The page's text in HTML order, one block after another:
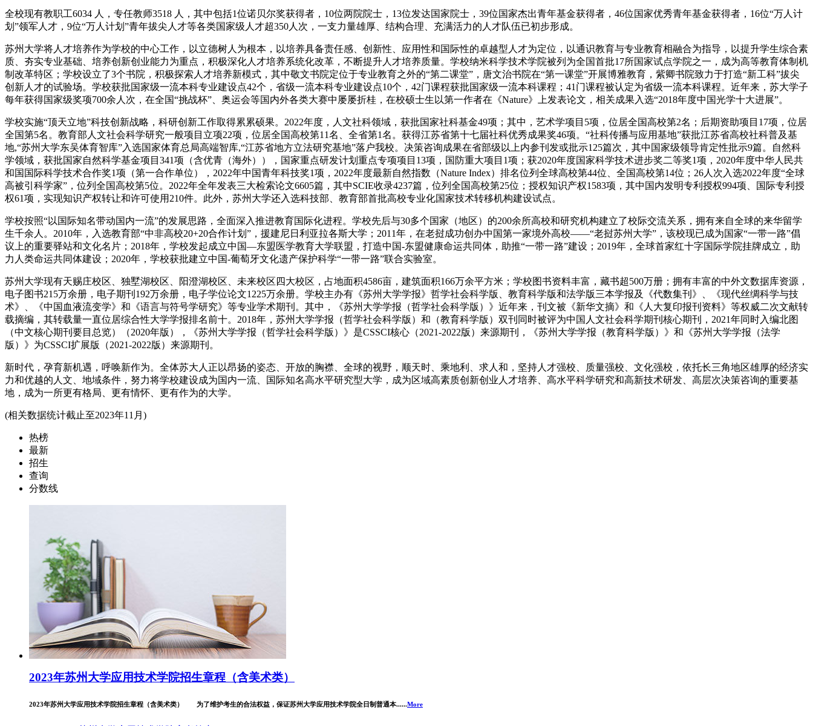
全校现有教职工6034 人，专任教师3518 人，其中包括1位诺贝尔奖获得者，10位两院院士，13位发达国家院士，39位国家杰出青年基金获得者，46位国家优秀青年基金获得者，16位“万人计
划”领军人才，9位“万人计划”青年拔尖人才等各类国家级人才超350人次，一支力量雄厚、结构合理、充满活力的人才队伍已初步形成。
苏州大学将人才培养作为学校的中心工作，以立德树人为根本，以培养具备责任感、创新性、应用性和国际性的卓越型人才为定位，以通识教育与专业教育相融合为指导，以提升学生综合素
质、夯实专业基础、培养创新创业能力为重点，积极深化人才培养系统化改革，不断提升人才培养质量。学校纳米科学技术学院被列为全国首批17所国家试点学院之一，成为高等教育体制机
制改革特区；学校设立了3个书院，积极探索人才培养新模式，其中敬文书院定位于专业教育之外的“第二课堂”，唐文治书院在“第一课堂”开展博雅教育，紫卿书院致力于打造“新工科”拔尖
创新人才的试验场。学校获批国家级一流本科专业建设点42个，省级一流本科专业建设点10个，42门课程获批国家级一流本科课程；41门课程被认定为省级一流本科课程。近年来，苏大学子
每年获得国家级奖项700余人次，在全国“挑战杯”、奥运会等国内外各类大赛中屡屡折桂，在校硕士生以第一作者在《Nature》上发表论文，相关成果入选“2018年度中国光学十大进展”。
学校实施“顶天立地”科技创新战略，科研创新工作取得累累硕果。2022年度，人文社科领域，获批国家社科基金49项；其中，艺术学项目5项，位居全国高校第2名；后期资助项目17项，位居
全国第5名。教育部人文社会科学研究一般项目立项22项，位居全国高校第11名、全省第1名。获得江苏省第十七届社科优秀成果奖46项。“社科传播与应用基地”获批江苏省高校社科普及基
地,“苏州大学东吴体育智库”入选国家体育总局高端智库,“江苏省地方立法研究基地”落户我校。决策咨询成果在省部级以上内参刊发或批示125篇次，其中国家级领导肯定性批示9篇。自然科
学领域，获批国家自然科学基金项目341项（含优青（海外）），国家重点研发计划重点专项项目13项，国防重大项目1项；获2020年度国家科学技术进步奖二等奖1项，2020年度中华人民共
和国国际科学技术合作奖1项（第一合作单位），2022年中国青年科技奖1项，2022年度最新自然指数（Nature Index）排名位列全球高校第44位、全国高校第14位；26人次入选2022年度“全球
高被引科学家”，位列全国高校第5位。2022年全年发表三大检索论文6605篇，其中SCIE收录4237篇，位列全国高校第25位；授权知识产权1583项，其中国内发明专利授权994项、国际专利授
权61项，实现知识产权转让和许可使用210件。此外，苏州大学还入选科技部、教育部首批高校专业化国家技术转移机构建设试点。
学校按照“以国际知名带动国内一流”的发展思路，全面深入推进教育国际化进程。学校先后与30多个国家（地区）的200余所高校和研究机构建立了校际交流关系，拥有来自全球的来华留学
生千余人。2010年，入选教育部“中非高校20+20合作计划”，援建尼日利亚拉各斯大学；2011年，在老挝成功创办中国第一家境外高校——“老挝苏州大学”，该校现已成为国家“一带一路”倡
议上的重要驿站和文化名片；2018年，学校发起成立中国—东盟医学教育大学联盟，打造中国-东盟健康命运共同体，助推“一带一路”建设；2019年，全球首家红十字国际学院挂牌成立，助
力人类命运共同体建设；2020年，学校获批建立中国-葡萄牙文化遗产保护科学“一带一路”联合实验室。
苏州大学现有天赐庄校区、独墅湖校区、阳澄湖校区、未来校区四大校区，占地面积4586亩，建筑面积166万余平方米；学校图书资料丰富，藏书超500万册；拥有丰富的中外文数据库资源，
电子图书215万余册，电子期刊192万余册，电子学位论文1225万余册。学校主办有《苏州大学学报》哲学社会科学版、教育科学版和法学版三本学报及《代数集刊》、《现代丝绸科学与技
术》、《中国血液流变学》和《语言与符号学研究》等专业学术期刊。其中，《苏州大学学报（哲学社会科学版）》近年来，刊文被《新华文摘》和《人大复印报刊资料》等权威二次文献转
载摘编，其转载量一直位居综合性大学学报排名前十。2018年，苏州大学学报（哲学社会科学版）和（教育科学版）双刊同时被评为中国人文社会科学期刊核心期刊，2021年同时入编北图
（中文核心期刊要目总览）（2020年版），《苏州大学学报（哲学社会科学版）》是CSSCI核心（2021-2022版）来源期刊，《苏州大学学报（教育科学版）》和《苏州大学学报（法学
版）》为CSSCI扩展版（2021-2022版）来源期刊。
新时代，孕育新机遇，呼唤新作为。全体苏大人正以昂扬的姿态、开放的胸襟、全球的视野，顺天时、乘地利、求人和，坚持人才强校、质量强校、文化强校，依托长三角地区雄厚的经济实
力和优越的人文、地域条件，努力将学校建设成为国内一流、国际知名高水平研究型大学，成为区域高素质创新创业人才培养、高水平科学研究和高新技术研发、高层次决策咨询的重要基
地，成为一所更有格局、更有情怀、更有作为的大学。
(相关数据统计截止至2023年11月)
热榜
最新
招生
查询
分数线
2023年苏州大学应用技术学院招生章程（含美术类）
2023年苏州大学应用技术学院招生章程（含美术类） 为了维护考生的合法权益，保证苏州大学应用技术学院全日制普通本......More